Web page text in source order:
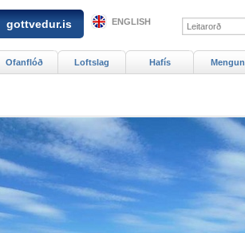
Ofanflóð Loftslag Hafís Mengun
gottvedur.is ENGLISH